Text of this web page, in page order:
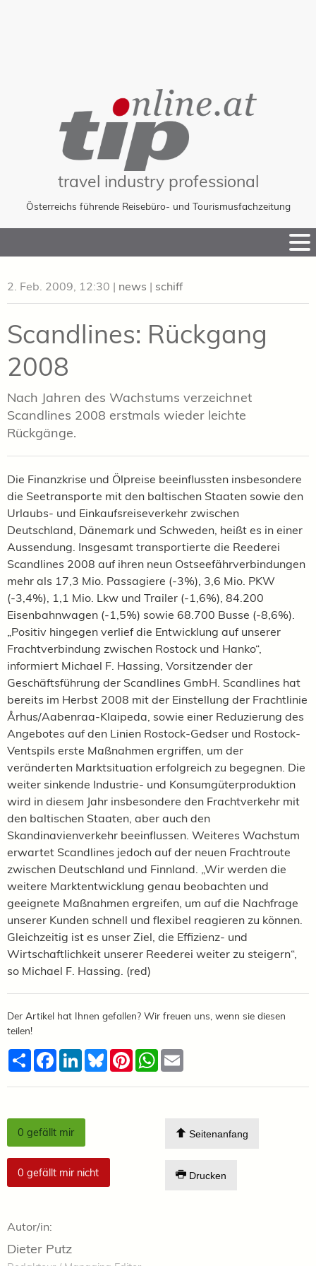
travel industry professional
Österreichs führende Reisebüro- und Tourismusfachzeitung
to
2. Feb. 2009, 12:30 | news | schiff
Scandlines: Rückgang
2008
Nach Jahren des Wachstums verzeichnet
Scandlines 2008 erstmals wieder leichte
Rückgänge.
Die Finanzkrise und Ölpreise beeinflussten insbesondere
die Seetransporte mit den baltischen Staaten sowie den
Urlaubs- und Einkaufsreiseverkehr zwischen
Deutschland, Dänemark und Schweden, heißt es in einer
Aussendung. Insgesamt transportierte die Reederei
Scandlines 2008 auf ihren neun Ostseefährverbindungen
mehr als 17,3 Mio. Passagiere (-3%), 3,6 Mio. PKW
(-3,4%), 1,1 Mio. Lkw und Trailer (-1,6%), 84.200
Eisenbahnwagen (-1,5%) sowie 68.700 Busse (-8,6%).
„Positiv hingegen verlief die Entwicklung auf unserer
Frachtverbindung zwischen Rostock und Hanko“,
informiert Michael F. Hassing, Vorsitzender der
Geschäftsführung der Scandlines GmbH. Scandlines hat
bereits im Herbst 2008 mit der Einstellung der Frachtlinie
Århus/Aabenraa-Klaipeda, sowie einer Reduzierung des
Angebotes auf den Linien Rostock-Gedser und Rostock-
Ventspils erste Maßnahmen ergriffen, um der
veränderten Marktsituation erfolgreich zu begegnen. Die
weiter sinkende Industrie- und Konsumgüterproduktion
wird in diesem Jahr insbesondere den Frachtverkehr mit
den baltischen Staaten, aber auch den
Skandinavienverkehr beeinflussen. Weiteres Wachstum
erwartet Scandlines jedoch auf der neuen Frachtroute
zwischen Deutschland und Finnland. „Wir werden die
weitere Marktentwicklung genau beobachten und
geeignete Maßnahmen ergreifen, um auf die Nachfrage
unserer Kunden schnell und flexibel reagieren zu können.
Gleichzeitig ist es unser Ziel, die Effizienz- und
Wirtschaftlichkeit unserer Reederei weiter zu steigern“,
so Michael F. Hassing. (red)
Der Artikel hat Ihnen gefallen? Wir freuen uns, wenn sie diesen
teilen!
TeilenFacebook
LinkedInBlueskyPinterestWhatsApp
0 gefällt mir
0 gefällt mir nicht
Seitenanfang
Drucken
Autor/in:
Dieter Putz